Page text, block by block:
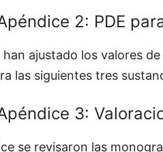
2: PDE
ajustado los valores
las siguientes tres
3:
se revisaron las